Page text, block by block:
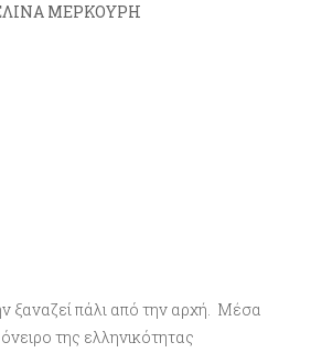
ΜΕΡΚΟΥΡΗ
ξαναζεί πάλι από την αρχή. Μέσα
της ελληνικότητας